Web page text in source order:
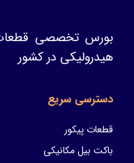
بورس تخصصی قطعات
هیدرولیکی در کشور
دسترسی سریع
قطعات پیکور
باکت بیل مکانیکی